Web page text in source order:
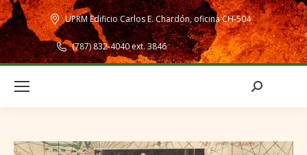
UPRM Edificio Carlos E. Chardón, oficina CH-504
(787) 832-4040 ext. 3846
Search: